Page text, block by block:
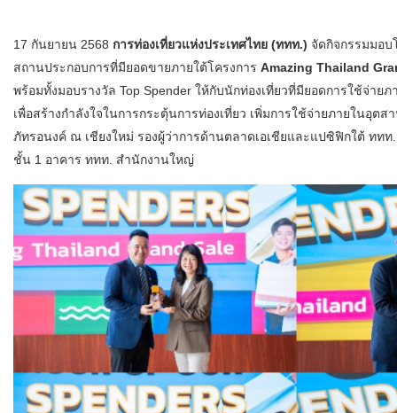
17 กันยายน 2568 การท่องเที่ยวแห่งประเทศไทย (ททท.) จัดกิจกรรมมอ
สถานประกอบการที่มียอดขายภายใต้โครงการ Amazing Thailand
พร้อมทั้งมอบรางวัล Top Spender ให้กับนักท่องเที่ยวที่มียอดการใช้จ่าย
เพื่อสร้างกำลังใจในการกระตุ้นการท่องเที่ยว เพิ่มการใช้จ่ายภายในอุตส
ภัทรอนงค์ ณ เชียงใหม่ รองผู้ว่าการด้านตลาดเอเชียและแปซิฟิกใต้ ทท
ชั้น 1 อาคาร ททท. สำนักงานใหญ่